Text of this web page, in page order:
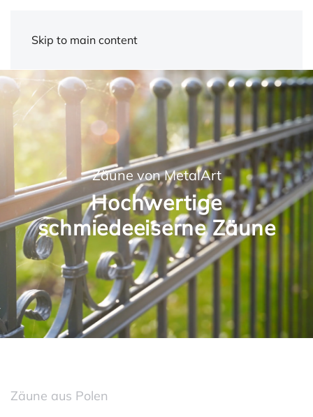
Skip to main content
Zäune von MetalArt
Hochwertige
schmiedeeiserne Zäune
Zäune aus Polen